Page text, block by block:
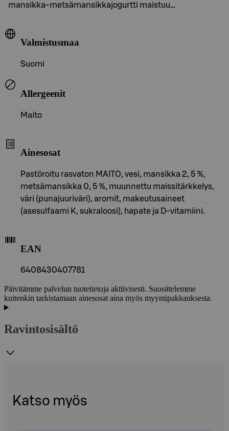
mansikka-metsämansikkajogurtti maistuu…
Valmistusmaa
Suomi
Allergeenit
Maito
Ainesosat
Pastöroitu rasvaton MAITO, vesi, mansikka 2, 5 %,
metsämansikka 0, 5 %, muunnettu maissitärkkelys,
väri (punajuuriväri), aromit, makeutusaineet
(asesulfaami K, sukraloosi), hapate ja D-vitamiini.
EAN
6408430407781
Päivitämme palvelun tuotetietoja aktiivisesti. Suosittelemme
kuitenkin tarkistamaan ainesosat aina myös myyntipakkauksesta.
Ravintosisältö
Katso myös